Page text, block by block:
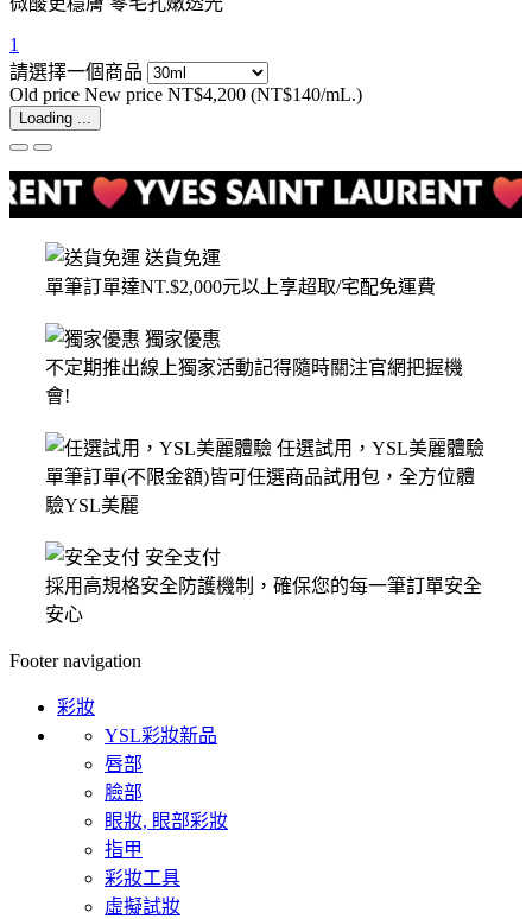
1
請選擇一個商品
Old price New price NT$4,200 (NT$140/mL.)
Loading ...
送貨免運
單筆訂單達NT.$2,000元以上享超取/宅配免運費
獨家優惠
不定期推出線上獨家活動記得隨時關注官網把握機
會!
任選試用，YSL美麗體驗
單筆訂單(不限金額)皆可任選商品試用包，全方位體
驗YSL美麗
安全支付
採用高規格安全防護機制，確保您的每一筆訂單安全
安心
Footer navigation
彩妝
YSL彩妝新品
唇部
臉部
眼妝, 眼部彩妝
指甲
彩妝工具
虛擬試妝